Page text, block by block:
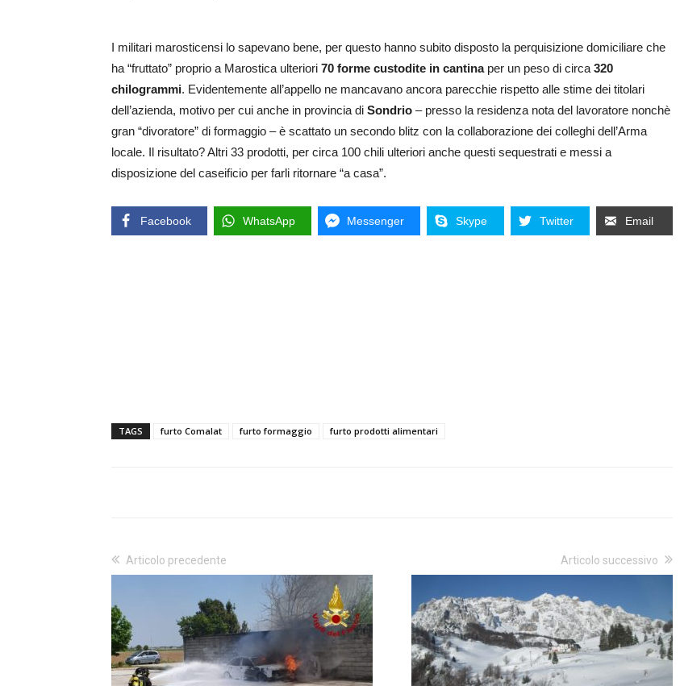
I militari marosticensi lo sapevano bene, per questo hanno subito disposto la perquisizione domiciliare che
ha “fruttato” proprio a Marostica ulteriori 70 forme custodite in cantinaper un peso di circa 320
chilogrammi. Evidentemente all’appello ne mancavano ancora parecchie rispetto alle stime dei titolari
dell’azienda, motivo per cui anche in provincia di Sondrio – presso la residenza nota del lavoratore nonchè
gran “divoratore” di formaggio – è scattato un secondo blitz con la collaborazione dei colleghi dell’Arma
locale. Il risultato? Altri 33 prodotti, per circa 100 chili ulteriori anche questi sequestrati e messi a
disposizione del caseificio per farli ritornare “a casa”.
Facebook WhatsApp Messenger Skype Twitter Email
TAGS furto Comalat furto formaggio furto prodotti alimentari
Articolo precedente Articolo successivo